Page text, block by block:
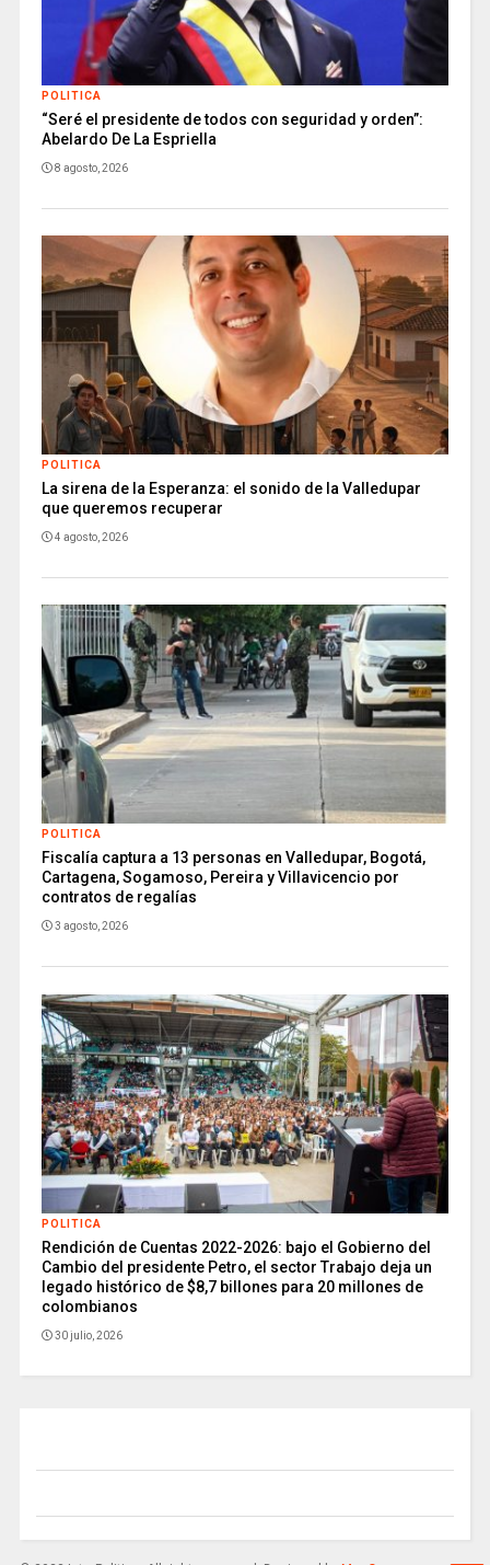
POLITICA
“Seré el presidente de todos con seguridad y orden”:
Abelardo De La Espriella
8 agosto, 2026
POLITICA
La sirena de la Esperanza: el sonido de la Valledupar
que queremos recuperar
4 agosto, 2026
POLITICA
Fiscalía captura a 13 personas en Valledupar, Bogotá,
Cartagena, Sogamoso, Pereira y Villavicencio por
contratos de regalías
3 agosto, 2026
POLITICA
Rendición de Cuentas 2022-2026: bajo el Gobierno del
Cambio del presidente Petro, el sector Trabajo deja un
legado histórico de $8,7 billones para 20 millones de
colombianos
30 julio, 2026